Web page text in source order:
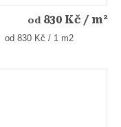
od 830 Kč / m²
Měrná
od 830 Kč / 1 m2